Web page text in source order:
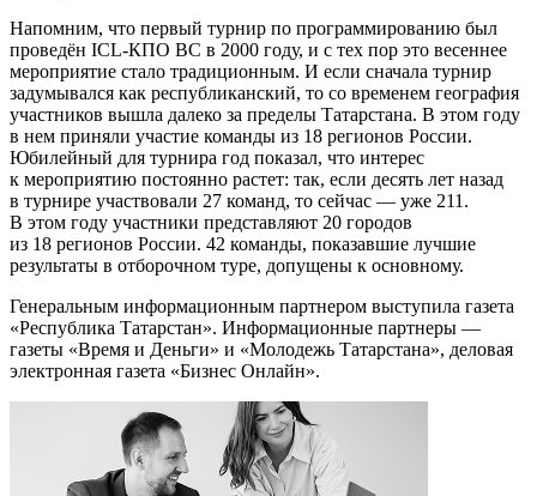
Напомним, что первый турнир по программированию был
проведён ICL-КПО ВС в 2000 году, и с тех пор это весеннее
мероприятие стало традиционным. И если сначала турнир
задумывался как республиканский, то со временем география
участников вышла далеко за пределы Татарстана. В этом году
в нем приняли участие команды из 18 регионов России.
Юбилейный для турнира год показал, что интерес
к мероприятию постоянно растет: так, если десять лет назад
в турнире участвовали 27 команд, то сейчас — уже 211.
В этом году участники представляют 20 городов
из 18 регионов России. 42 команды, показавшие лучшие
результаты в отборочном туре, допущены к основному.
Генеральным информационным партнером выступила газета
«Республика Татарстан». Информационные партнеры —
газеты «Время и Деньги» и «Молодежь Татарстана», деловая
электронная газета «Бизнес Онлайн».